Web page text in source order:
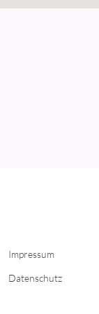
Impressum
Datenschutz